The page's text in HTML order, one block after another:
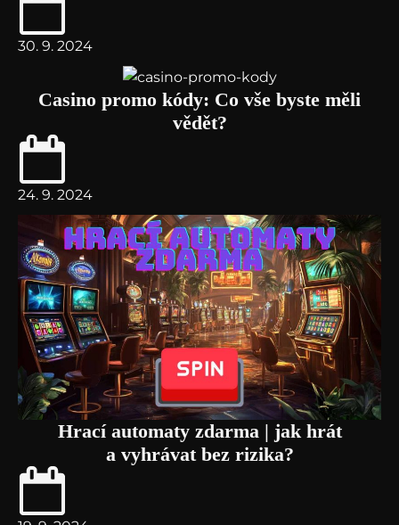
30. 9. 2024
Casino promo kódy: Co vše byste měli
vědět?
24. 9. 2024
Hrací automaty zdarma | jak hrát
a vyhrávat bez rizika?